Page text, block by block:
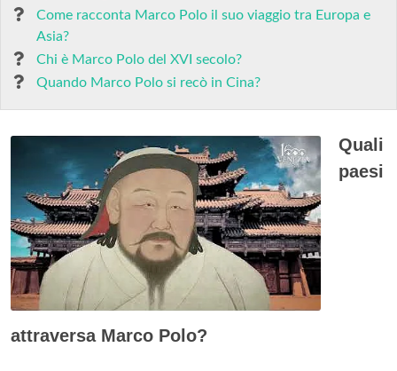
Come racconta Marco Polo il suo viaggio tra Europa e
Asia?
Chi è Marco Polo del XVI secolo?
Quando Marco Polo si recò in Cina?
Quali
paesi
attraversa Marco Polo?